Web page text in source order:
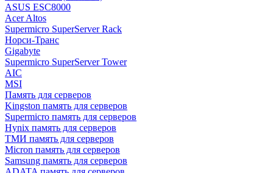
ASUS ESC8000
Acer Altos
Supermicro SuperServer Rack
Норси-Транс
Gigabyte
Supermicro SuperServer Tower
AIC
MSI
Память для серверов
Kingston память для серверов
Supermicro память для серверов
Hynix память для серверов
ТМИ память для серверов
Micron память для серверов
Samsung память для серверов